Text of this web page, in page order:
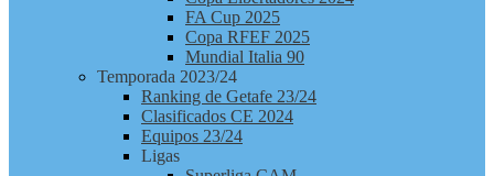
FA Cup 2025
Copa RFEF 2025
Mundial Italia 90
Temporada 2023/24
Ranking de Getafe 23/24
Clasificados CE 2024
Equipos 23/24
Ligas